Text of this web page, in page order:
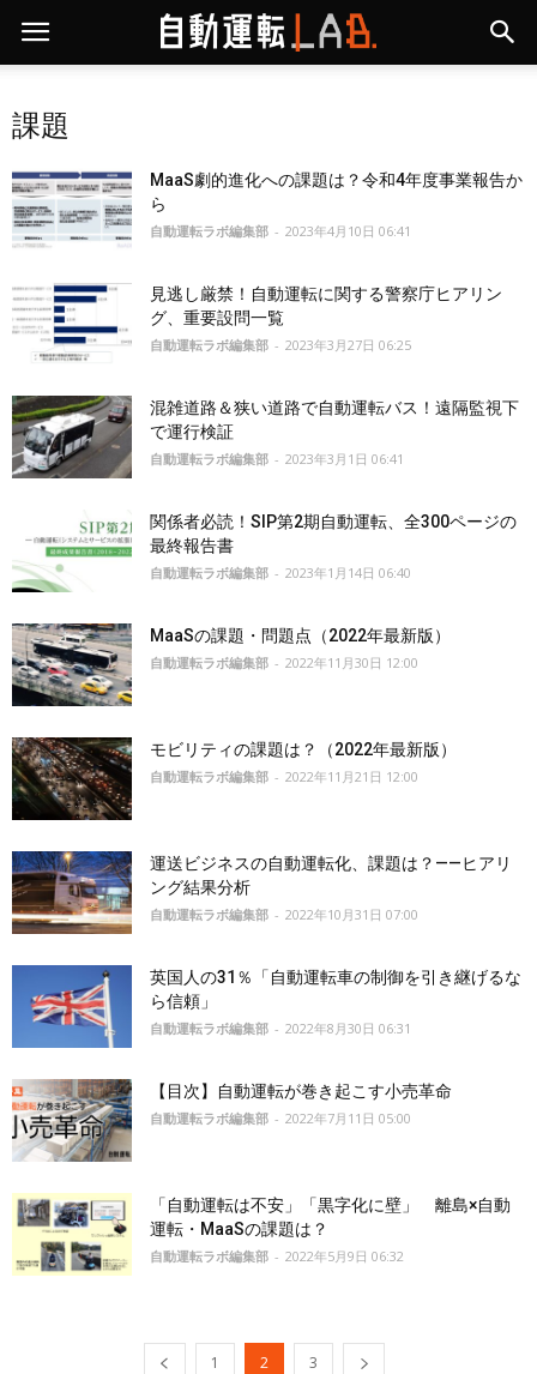
課題
MaaS劇的進化への課題は？令和4年度事業報告か
ら
自動運転ラボ編集部 - 2023年4月10日 06:41
見逃し厳禁！自動運転に関する警察庁ヒアリン
グ、重要設問一覧
自動運転ラボ編集部 - 2023年3月27日 06:25
混雑道路＆狭い道路で自動運転バス！遠隔監視下
で運行検証
自動運転ラボ編集部 - 2023年3月1日 06:41
関係者必読！SIP第2期自動運転、全300ページの
最終報告書
自動運転ラボ編集部 - 2023年1月14日 06:40
MaaSの課題・問題点（2022年最新版）
自動運転ラボ編集部 - 2022年11月30日 12:00
モビリティの課題は？（2022年最新版）
自動運転ラボ編集部 - 2022年11月21日 12:00
運送ビジネスの自動運転化、課題は？——ヒアリ
ング結果分析
自動運転ラボ編集部 - 2022年10月31日 07:00
英国人の31％「自動運転車の制御を引き継げるな
ら信頼」
自動運転ラボ編集部 - 2022年8月30日 06:31
【目次】自動運転が巻き起こす小売革命
自動運転ラボ編集部 - 2022年7月11日 05:00
「自動運転は不安」「黒字化に壁」 離島×自動
運転・MaaSの課題は？
自動運転ラボ編集部 - 2022年5月9日 06:32
1 2 3